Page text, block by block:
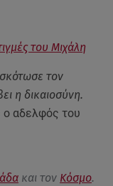
του Μιχάλη
τον
η δικαιοσύνη.
ο αδελφός του
και τον Κόσμο.